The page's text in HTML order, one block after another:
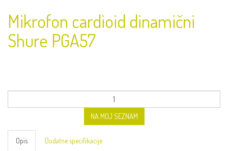
Mikrofon cardioid dinamični
Shure PGA57
NA MOJ SEZNAM
Opis Dodatne specifikacije